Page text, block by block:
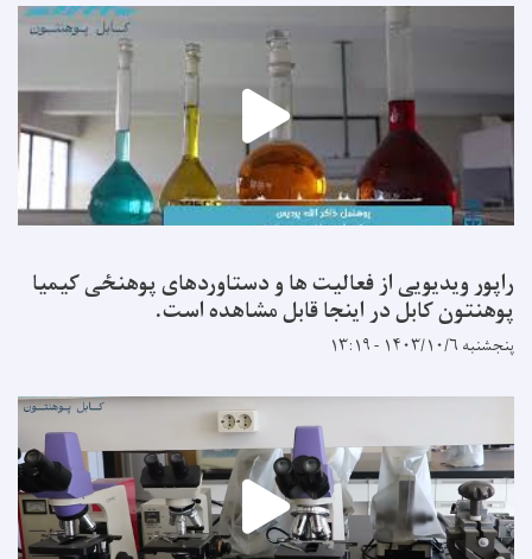
راپور ویدیویی از فعالیت ها و دستاوردهای پوهنځی کیمیا
پوهنتون کابل در اینجا قابل مشاهده است.
پنجشنبه ۱۴۰۳/۱۰/۶ - ۱۳:۱۹